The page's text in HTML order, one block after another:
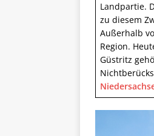
Landpartie.
zu diesem
Außerhalb
Region.
Güstritz